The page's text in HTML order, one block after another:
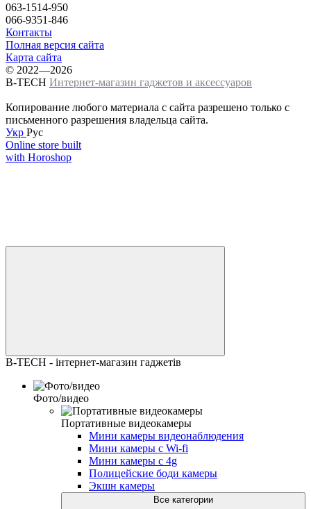
063-1514-950
066-9351-846
Контакты
Полная версия сайта
Карта сайта
© 2022—2026
B-TECH Интернет-магазин гаджетов и аксессуаров
Копирование любого материала с сайта разрешено только с
письменного разрешения владельца сайта.
Укр Рус
Online store built
with Horoshop
B-TECH - інтернет-магазин гаджетів
Фото/видео
Портативные видеокамеры
Мини камеры видеонаблюдения
Мини камеры с Wi-fi
Мини камеры с 4g
Полицейские боди камеры
Экшн камеры
Все категории